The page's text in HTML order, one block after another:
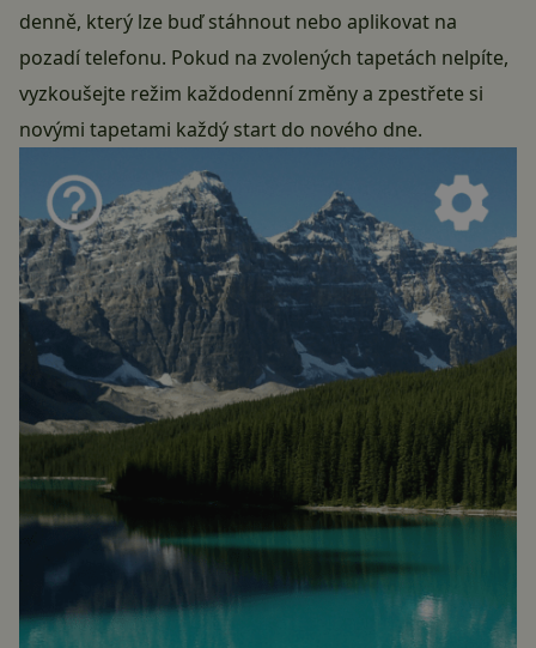
denně, který lze buď stáhnout nebo aplikovat na
pozadí telefonu. Pokud na zvolených tapetách nelpíte,
vyzkoušejte režim každodenní změny a zpestřete si
novými tapetami každý start do nového dne.